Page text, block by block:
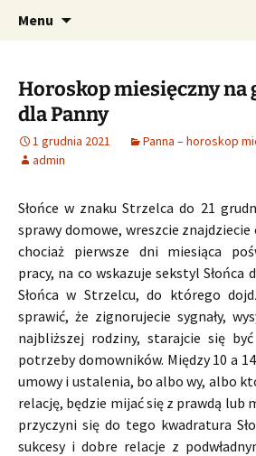
CzaroMarowy
dzienny,
tygodniowy
Profesjonalne
Menu
Horoskop miesięczny na
dla Panny
1 grudnia 2021 Panna – horoskop
admin
Słońce w znaku Strzelca do 21
sprawy domowe, wreszcie
chociaż pierwsze dni miesiąca
pracy, na co wskazuje sekstyl Słońca
Słońca w Strzelcu, do którego
sprawić, że zignorujecie sygnały,
najbliższej rodziny, starajcie się
potrzeby domowników. Między 10 a
umowy i ustalenia, bo albo wy, albo
relację, będzie mijać się z prawdą lub
przyczyni się do tego kwadratura
sukcesy i dobre relacje z